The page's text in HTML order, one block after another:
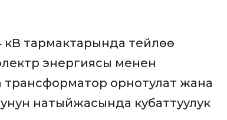
кВ тармактарында тейлөө
электр энергиясы менен
трансформатор орнотулат жана
натыйжасында кубаттуулук